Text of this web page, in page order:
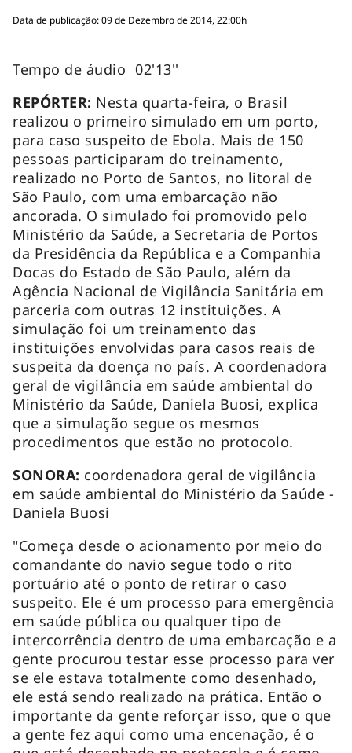
Data de publicação: 09 de Dezembro de 2014, 22:00h
Tempo de áudio  02'13''
REPÓRTER: Nesta quarta-feira, o Brasil
realizou o primeiro simulado em um porto,
para caso suspeito de Ebola. Mais de 150
pessoas participaram do treinamento,
realizado no Porto de Santos, no litoral de
São Paulo, com uma embarcação não
ancorada. O simulado foi promovido pelo
Ministério da Saúde, a Secretaria de Portos
da Presidência da República e a Companhia
Docas do Estado de São Paulo, além da
Agência Nacional de Vigilância Sanitária em
parceria com outras 12 instituições. A
simulação foi um treinamento das
instituições envolvidas para casos reais de
suspeita da doença no país. A coordenadora
geral de vigilância em saúde ambiental do
Ministério da Saúde, Daniela Buosi, explica
que a simulação segue os mesmos
procedimentos que estão no protocolo.
SONORA: coordenadora geral de vigilância
em saúde ambiental do Ministério da Saúde -
Daniela Buosi
"Começa desde o acionamento por meio do
comandante do navio segue todo o rito
portuário até o ponto de retirar o caso
suspeito. Ele é um processo para emergência
em saúde pública ou qualquer tipo de
intercorrência dentro de uma embarcação e a
gente procurou testar esse processo para ver
se ele estava totalmente como desenhado,
ele está sendo realizado na prática. Então o
importante da gente reforçar isso, que o que
a gente fez aqui como uma encenação, é o